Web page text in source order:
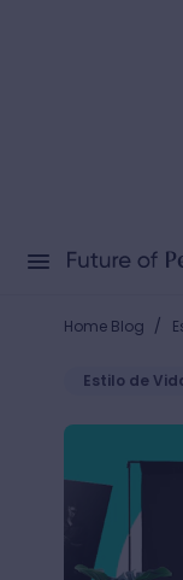
Home Blog /
Estilo de
Fotos con